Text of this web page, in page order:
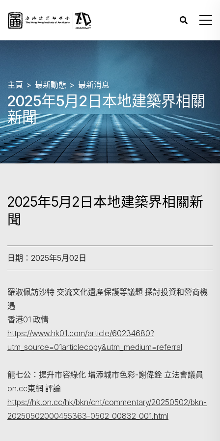
主頁 最新動態 最新消息
2025年5月2日本地建築界相關
新聞
2025年5月2日本地建築界相關新
聞
日期：2025年5月02日
羅淑佩訪沙特 交流文化遺產保護等議題 探討投資和營商機
遇
香港01 政情
https://www.hk01.com/article/60234680?
utm_source=01articlecopy&utm_medium=referral
龍七公：提升市容綠化 增添城市色彩-謝偉銓 立法會議員
on.cc東網 評論
https://hk.on.cc/hk/bkn/cnt/commentary/20250502/bkn-
20250502000455363-0502_00832_001.html